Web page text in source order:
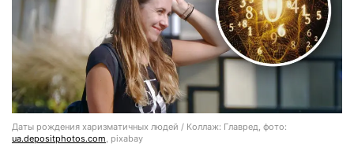
Даты рождения харизматичных людей / Коллаж: Главред, фото:
ua.depositphotos.com, pixabay